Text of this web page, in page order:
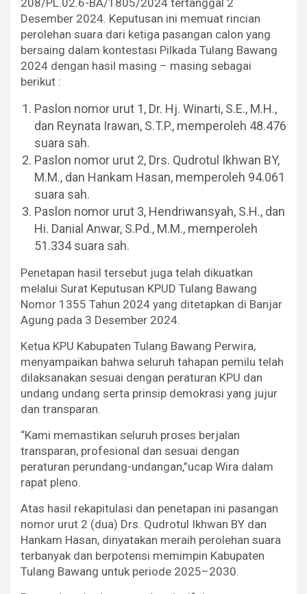
Desember 2024. Keputusan ini memuat rincian
perolehan suara dari ketiga pasangan calon yang
bersaing dalam kontestasi Pilkada Tulang Bawang
2024 dengan hasil masing – masing sebagai
berikut :
Paslon nomor urut 1, Dr. Hj. Winarti, S.E., M.H.,
dan Reynata Irawan, S.T.P., memperoleh 48.476
suara sah.
Paslon nomor urut 2, Drs. Qudrotul Ikhwan BY,
M.M., dan Hankam Hasan, memperoleh 94.061
suara sah.
Paslon nomor urut 3, Hendriwansyah, S.H., dan
Hi. Danial Anwar, S.Pd., M.M., memperoleh
51.334 suara sah.
Penetapan hasil tersebut juga telah dikuatkan
melalui Surat Keputusan KPUD Tulang Bawang
Nomor 1355 Tahun 2024 yang ditetapkan di Banjar
Agung pada 3 Desember 2024.
Ketua KPU Kabupaten Tulang Bawang Perwira,
menyampaikan bahwa seluruh tahapan pemilu telah
dilaksanakan sesuai dengan peraturan KPU dan
undang undang serta prinsip demokrasi yang jujur
dan transparan.
“Kami memastikan seluruh proses berjalan
transparan, profesional dan sesuai dengan
peraturan perundang-undangan,”ucap Wira dalam
rapat pleno.
Atas hasil rekapitulasi dan penetapan ini pasangan
nomor urut 2 (dua) Drs. Qudrotul Ikhwan BY dan
Hankam Hasan, dinyatakan meraih perolehan suara
terbanyak dan berpotensi memimpin Kabupaten
Tulang Bawang untuk periode 2025–2030.